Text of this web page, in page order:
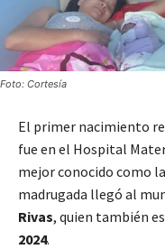
Foto: Cortesía
El primer nacimiento
fue en el Hospital
mejor conocido como
madrugada llegó al
Rivas, quien también
2024.